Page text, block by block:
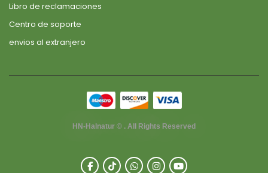
Libro de reclamaciones
Centro de soporte
envios al extranjero
HN-Halnatur © . All Rights Reserved